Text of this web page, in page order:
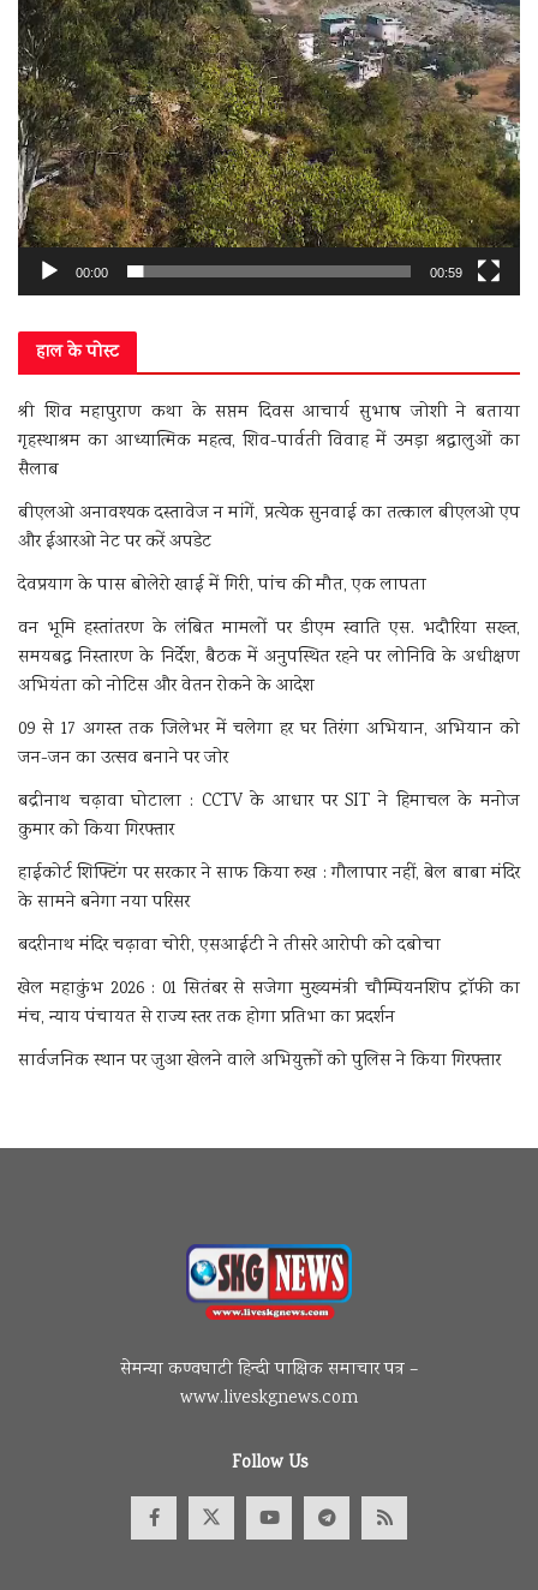
00:00 00:59
हाल के पोस्ट
श्री शिव महापुराण कथा के सप्तम दिवस आचार्य सुभाष जोशी ने बताया
गृहस्थाश्रम का आध्यात्मिक महत्व, शिव-पार्वती विवाह में उमड़ा श्रद्धालुओं का
सैलाब
बीएलओ अनावश्यक दस्तावेज न मांगें, प्रत्येक सुनवाई का तत्काल बीएलओ एप
और ईआरओ नेट पर करें अपडेट
देवप्रयाग के पास बोलेरो खाई में गिरी, पांच की मौत, एक लापता
वन भूमि हस्तांतरण के लंबित मामलों पर डीएम स्वाति एस. भदौरिया सख्त,
समयबद्ध निस्तारण के निर्देश, बैठक में अनुपस्थित रहने पर लोनिवि के अधीक्षण
अभियंता को नोटिस और वेतन रोकने के आदेश
09 से 17 अगस्त तक जिलेभर में चलेगा हर घर तिरंगा अभियान, अभियान को
जन-जन का उत्सव बनाने पर जोर
बद्रीनाथ चढ़ावा घोटाला : CCTV के आधार पर SIT ने हिमाचल के मनोज
कुमार को किया गिरफ्तार
हाईकोर्ट शिफ्टिंग पर सरकार ने साफ किया रुख : गौलापार नहीं, बेल बाबा मंदिर
के सामने बनेगा नया परिसर
बदरीनाथ मंदिर चढ़ावा चोरी, एसआईटी ने तीसरे आरोपी को दबोचा
खेल महाकुंभ 2026 : 01 सितंबर से सजेगा मुख्यमंत्री चौम्पियनशिप ट्रॉफी का
मंच, न्याय पंचायत से राज्य स्तर तक होगा प्रतिभा का प्रदर्शन
सार्वजनिक स्थान पर जुआ खेलने वाले अभियुक्तों को पुलिस ने किया गिरफ्तार
सेमन्या कण्वघाटी हिन्दी पाक्षिक समाचार पत्र –
www.liveskgnews.com
Follow Us